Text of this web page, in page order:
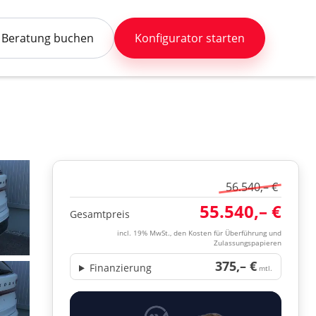
Beratung buchen Konfigurator starten
56.540,– €
Gesamtpreis 55.540,– €
incl. 19% MwSt., den Kosten für Überführung und
Zulassungspapieren
375,– € mtl.
Finanzierung